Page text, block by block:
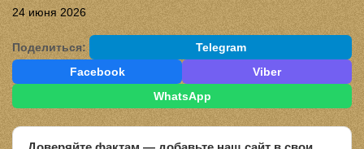
24 июня 2026
Поделиться:
Telegram
Facebook
Viber
WhatsApp